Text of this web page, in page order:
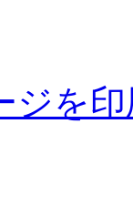
ジを